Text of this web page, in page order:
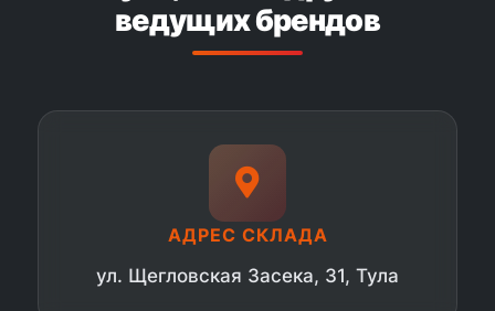
ведущих брендов
АДРЕС СКЛАДА
ул. Щегловская Засека, 31, Тула